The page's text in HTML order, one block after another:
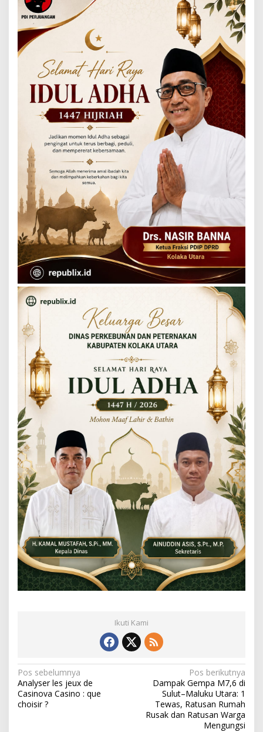
Ikuti Kami
N
a
v
Pos sebelumnya
Analyser les jeux de
Casinova Casino : que
choisir ?
Pos berikutnya
Dampak Gempa M7,6 di
Sulut–Maluku Utara: 1
Tewas, Ratusan Rumah
Rusak dan Ratusan Warga
Mengungsi